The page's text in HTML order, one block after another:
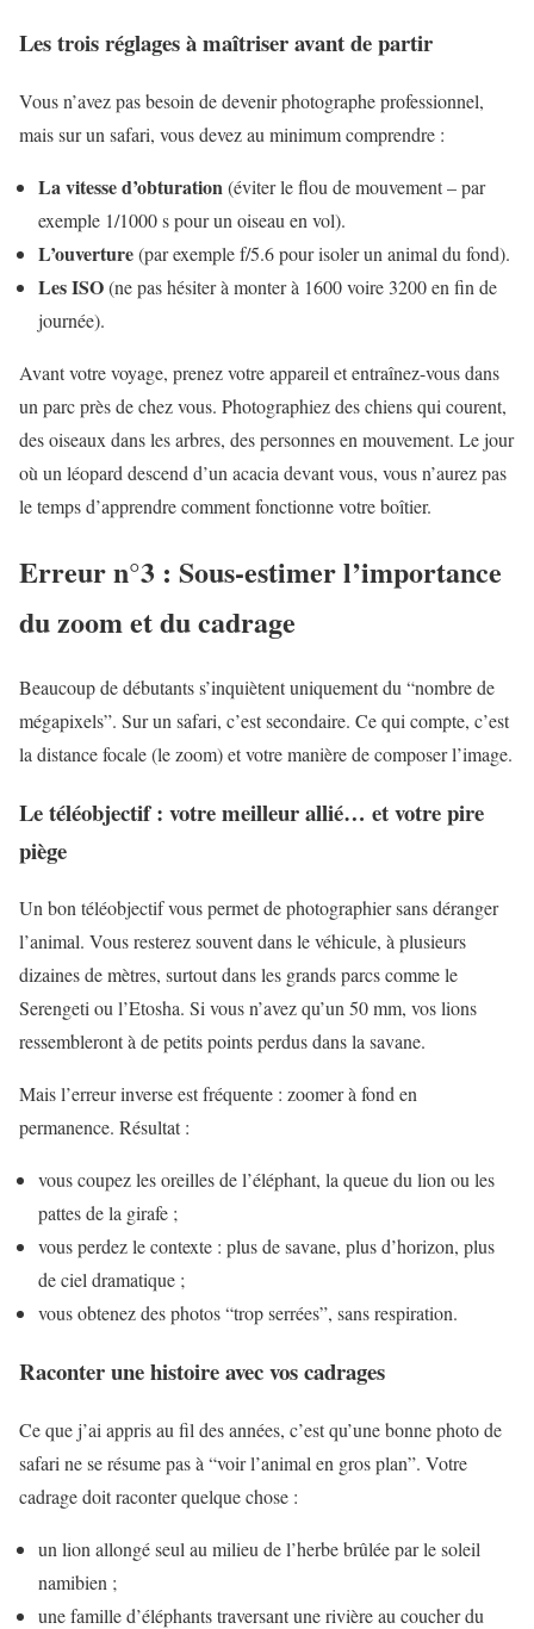
Les trois réglages à maîtriser avant de partir
Vous n’avez pas besoin de devenir photographe professionnel,
mais sur un safari, vous devez au minimum comprendre :
La vitesse d’obturation(éviter le flou de mouvement – par
exemple 1/1000 s pour un oiseau en vol).
L’ouverture(par exemple f/5.6 pour isoler un animal du fond).
Les ISO(ne pas hésiter à monter à 1600 voire 3200 en fin de
journée).
Avant votre voyage, prenez votre appareil et entraînez-vous dans
un parc près de chez vous. Photographiez des chiens qui courent,
des oiseaux dans les arbres, des personnes en mouvement. Le jour
où un léopard descend d’un acacia devant vous, vous n’aurez pas
le temps d’apprendre comment fonctionne votre boîtier.
Erreur n°3 : Sous-estimer l’importance
du zoom et du cadrage
Beaucoup de débutants s’inquiètent uniquement du “nombre de
mégapixels”. Sur un safari, c’est secondaire. Ce qui compte, c’est
la distance focale (le zoom) et votre manière de composer l’image.
Le téléobjectif : votre meilleur allié… et votre pire
piège
Un bon téléobjectif vous permet de photographier sans déranger
l’animal. Vous resterez souvent dans le véhicule, à plusieurs
dizaines de mètres, surtout dans les grands parcs comme le
Serengeti ou l’Etosha. Si vous n’avez qu’un 50 mm, vos lions
ressembleront à de petits points perdus dans la savane.
Mais l’erreur inverse est fréquente : zoomer à fond en
permanence. Résultat :
vous coupez les oreilles de l’éléphant, la queue du lion ou les
pattes de la girafe ;
vous perdez le contexte : plus de savane, plus d’horizon, plus
de ciel dramatique ;
vous obtenez des photos “trop serrées”, sans respiration.
Raconter une histoire avec vos cadrages
Ce que j’ai appris au fil des années, c’est qu’une bonne photo de
safari ne se résume pas à “voir l’animal en gros plan”. Votre
cadrage doit raconter quelque chose :
un lion allongé seul au milieu de l’herbe brûlée par le soleil
namibien ;
une famille d’éléphants traversant une rivière au coucher du